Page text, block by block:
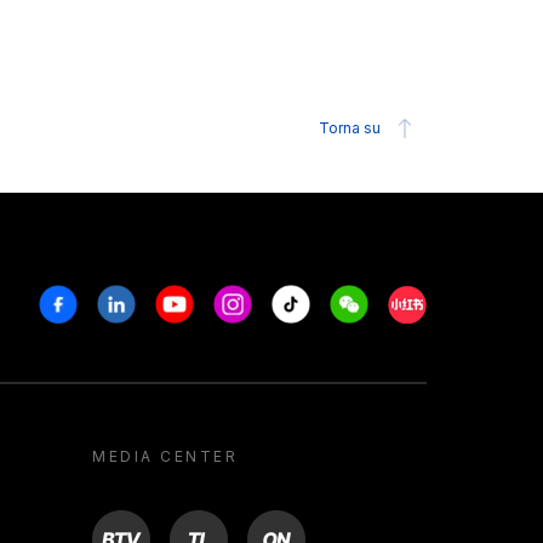
Torna su
FacebookLinkedinYoutubeInstagram
Tiktok WeechatXiaohongshu/
MEDIA CENTER
BTV TL ON